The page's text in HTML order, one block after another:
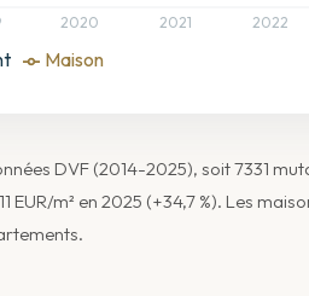
Maison
2020 2021 2022
DVF (2014-2025), soit 7331
m² en 2025 (+34,7 %). Les